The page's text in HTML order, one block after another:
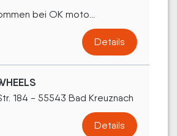
bei OK moto...
Details
184 - 55543 Bad Kreuznach
Details